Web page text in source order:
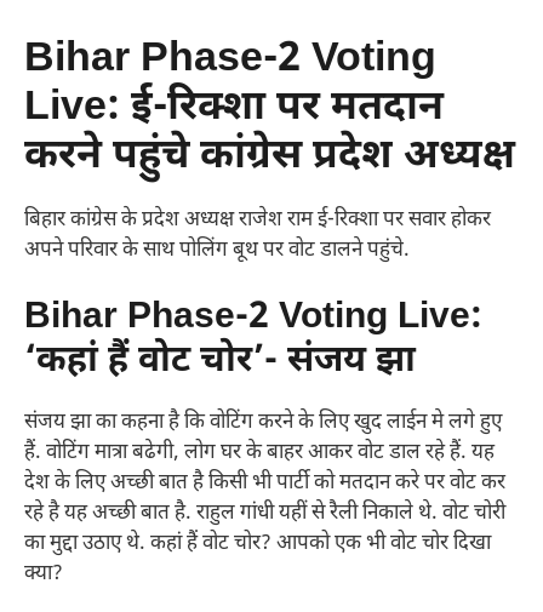
Bihar Phase-2 Voting
Live: ई-रिक्शा पर मतदान
करने पहुंचे कांग्रेस प्रदेश अध्यक्ष
बिहार कांग्रेस के प्रदेश अध्यक्ष राजेश राम ई-रिक्शा पर सवार होकर
अपने परिवार के साथ पोलिंग बूथ पर वोट डालने पहुंचे.
Bihar Phase-2 Voting Live:
‘कहां हैं वोट चोर’- संजय झा
संजय झा का कहना है कि वोटिंग करने के लिए खुद लाईन मे लगे हुए
हैं. वोटिंग मात्रा बढेगी, लोग घर के बाहर आकर वोट डाल रहे हैं. यह
देश के लिए अच्छी बात है किसी भी पार्टी को मतदान करे पर वोट कर
रहे है यह अच्छी बात है. राहुल गांधी यहीं से रैली निकाले थे. वोट चोरी
का मुद्दा उठाए थे. कहां हैं वोट चोर? आपको एक भी वोट चोर दिखा
क्या?